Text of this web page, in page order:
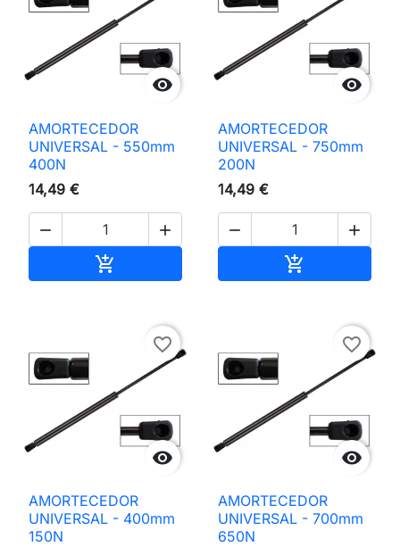

AMORTECEDOR
UNIVERSAL - 550mm
400N
14,49 €
 


AMORTECEDOR
UNIVERSAL - 750mm
200N
14,49 €
 


favorite_border
AMORTECEDOR
UNIVERSAL - 400mm
150N

favorite_border
AMORTECEDOR
UNIVERSAL - 700mm
650N